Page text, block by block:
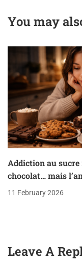
You may
Addiction au sucre
chocolat… mais
11 February 2026
Leave A